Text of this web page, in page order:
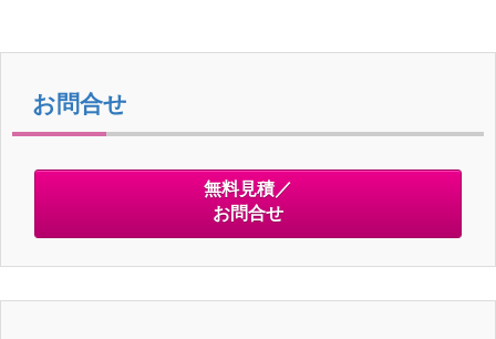
er
e
o
o
k
お問合せ
無料見積／
お問合せ